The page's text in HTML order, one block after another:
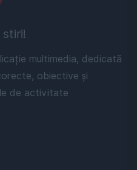
multimedia, dedicată
obiective și
de activitate